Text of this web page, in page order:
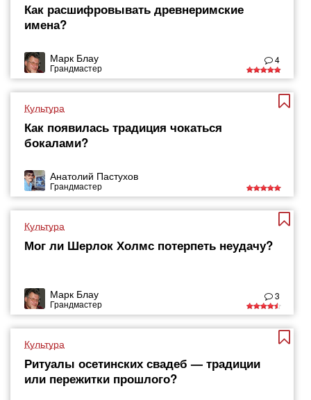
Как расшифровывать древнеримские
имена?
Марк Блау
Грандмастер
4
Культура
Как появилась традиция чокаться
бокалами?
Анатолий Пастухов
Грандмастер
Культура
Мог ли Шерлок Холмс потерпеть неудачу?
Марк Блау
Грандмастер
3
Культура
Ритуалы осетинских свадеб — традиции
или пережитки прошлого?